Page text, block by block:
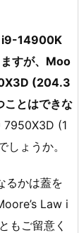
i9-14900K
すが、Moo
(204.3
とはできな
7950X3D (1
ょうか。
るかは蓋を
Law i
もご留意く